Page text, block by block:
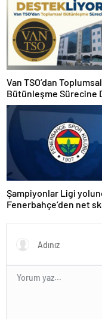
Van TSO’dan Toplumsal
Bütünleşme Sürecine
Şampiyonlar Ligi
Fenerbahçe’den net